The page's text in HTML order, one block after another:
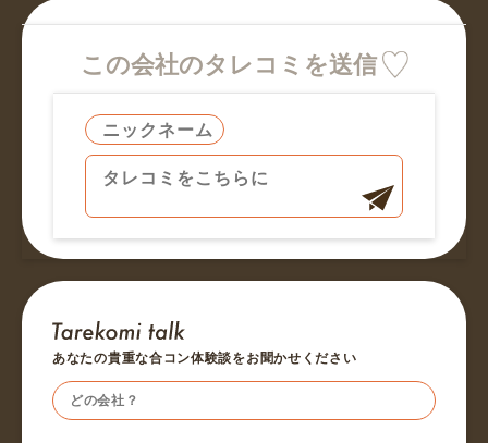
この会社のタレコミを送信
あなたの貴重な合コン体験談をお聞かせください